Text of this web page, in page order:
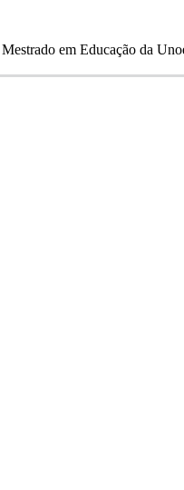
em Educação da